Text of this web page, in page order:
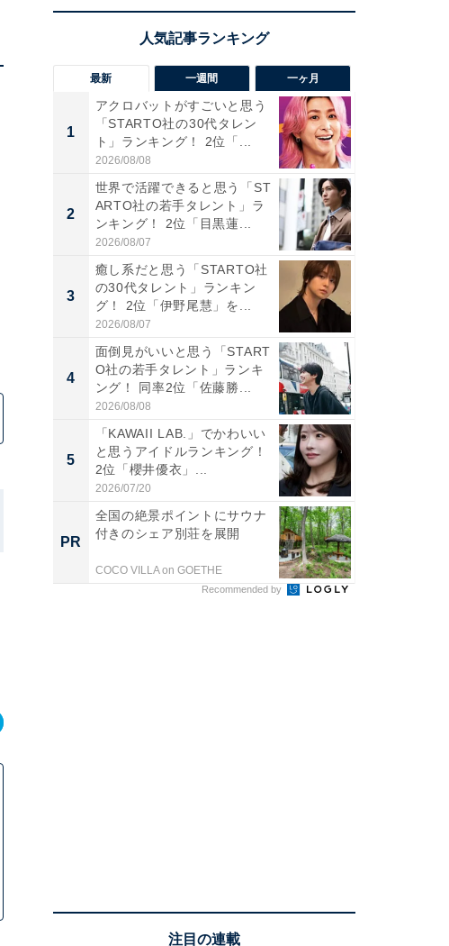
最新 一週間 一ヶ月
1
アクロバットがすごいと思う
「STARTO社の30代タレン
ト」ランキング！ 2位「...
2026/08/08
2
世界で活躍できると思う「ST
ARTO社の若手タレント」ラ
ンキング！ 2位「目黒蓮...
2026/08/07
3
癒し系だと思う「STARTO社
の30代タレント」ランキン
グ！ 2位「伊野尾慧」を...
2026/08/07
4
面倒見がいいと思う「START
O社の若手タレント」ランキ
ング！ 同率2位「佐藤勝...
2026/08/08
5
「KAWAII LAB.」でかわいい
と思うアイドルランキング！
2位「櫻井優衣」...
2026/07/20
PR
全国の絶景ポイントにサウナ
付きのシェア別荘を展開
COCO VILLA on GOETHE
Recommended by
注目の連載